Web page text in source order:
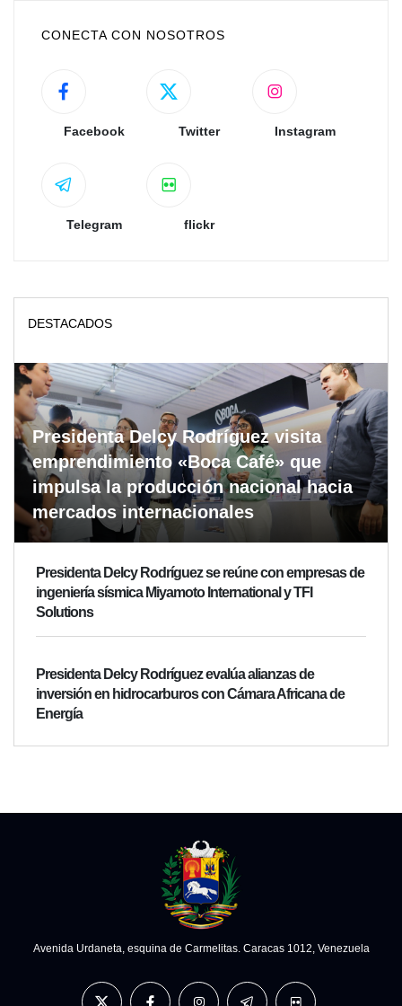
CONECTA CON NOSOTROS
Facebook Twitter Instagram
Telegram flickr
DESTACADOS
Presidenta Delcy Rodríguez visita
emprendimiento «Boca Café» que
impulsa la producción nacional hacia
mercados internacionales
Presidenta Delcy Rodríguez se reúne con empresas de
ingeniería sísmica Miyamoto International y TFI
Solutions
Presidenta Delcy Rodríguez evalúa alianzas de
inversión en hidrocarburos con Cámara Africana de
Energía
Avenida Urdaneta, esquina de Carmelitas. Caracas 1012, Venezuela